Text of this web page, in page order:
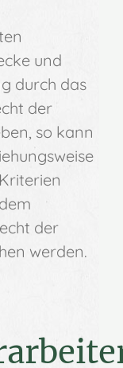
und
durch das
der
so kann
der
werden.